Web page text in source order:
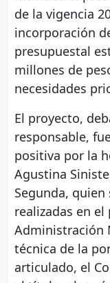
de la vigencia
incorporación
presupuestal
millones de
necesidades
El proyecto,
responsable,
positiva por la
Agustina
Segunda,
realizadas en
Administración
técnica de la
articulado, el